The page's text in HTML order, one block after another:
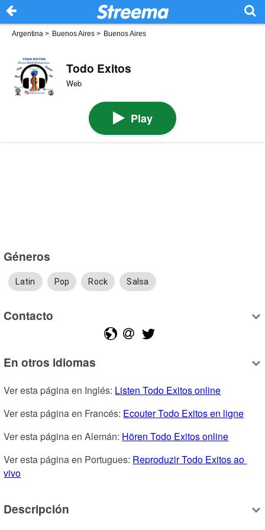
Argentina > Buenos Aires > Buenos Aires
Todo Exitos
Web
Play
Géneros
Latin Pop Rock Salsa
Contacto
En otros idiomas
Ver esta página en Inglés: Listen Todo Exitos online
Ver esta página en Francés: Ecouter Todo Exitos en ligne
Ver esta página en Alemán: Hören Todo Exitos online
Ver esta página en Portugues: Reproduzir Todo Exitos ao
vivo
Descripción